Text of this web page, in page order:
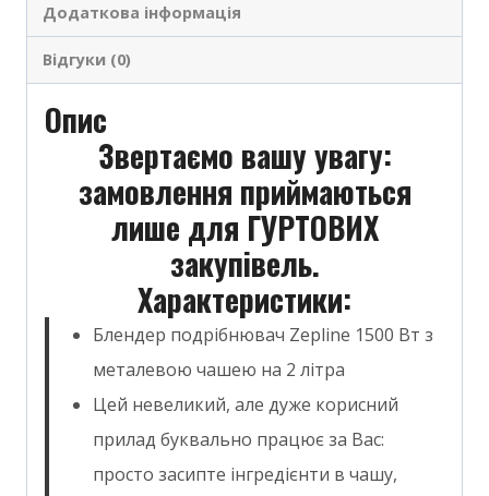
Додаткова інформація
Відгуки (0)
Опис
Звертаємо вашу увагу:
замовлення приймаються
лише для ГУРТОВИХ
закупівель.
Характеристики:
Блендер подрібнювач Zepline 1500 Вт з
металевою чашею на 2 літра
Цей невеликий, але дуже корисний
прилад буквально працює за Вас:
просто засипте інгредієнти в чашу,